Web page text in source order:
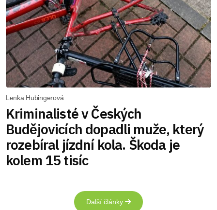
Lenka Hubingerová
Kriminalisté v Českých
Budějovicích dopadli muže, který
rozebíral jízdní kola. Škoda je
kolem 15 tisíc
Další články